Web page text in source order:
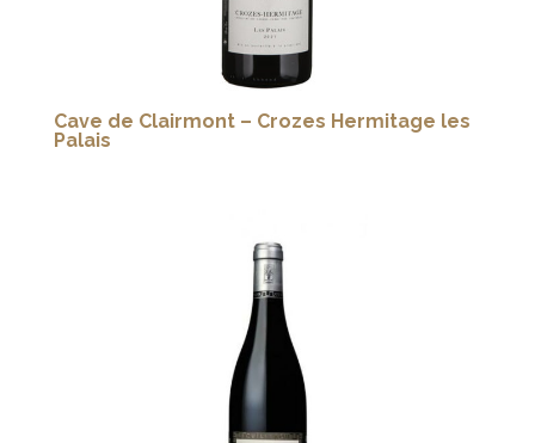
Cave de Clairmont – Crozes Hermitage les
Palais